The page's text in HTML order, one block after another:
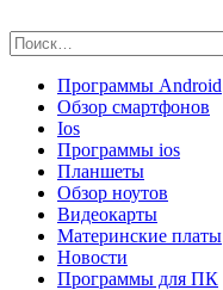
to
content
Найти:
Программы Android
Обзор смартфонов
Ios
Программы ios
Планшеты
Обзор ноутов
Видеокарты
Материнские платы
Новости
Программы для ПК